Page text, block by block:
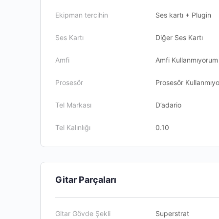
Ekipman tercihin Ses kartı + Plugin
Ses Kartı Diğer Ses Kartı
Amfi Amfi Kullanmıyorum
Prosesör Prosesör
Tel Markası D’adario
Tel Kalınlığı 0.10
Gitar Parçaları
Gitar Gövde Şekli Superstrat